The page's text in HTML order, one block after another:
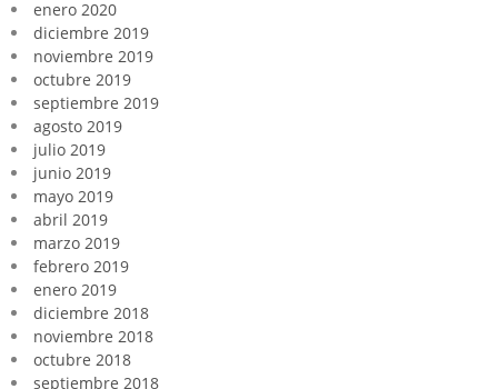
enero 2020
diciembre 2019
noviembre 2019
octubre 2019
septiembre 2019
agosto 2019
julio 2019
junio 2019
mayo 2019
abril 2019
marzo 2019
febrero 2019
enero 2019
diciembre 2018
noviembre 2018
octubre 2018
septiembre 2018